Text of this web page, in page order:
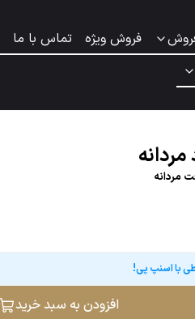
فروش ویژه تماس با ما
مردانه
با اسنپ پی!
افزودن به سبد خرید